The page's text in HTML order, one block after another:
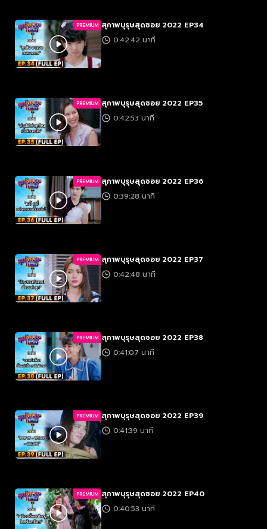
PREMIUM สุภาพบุรุษสุดซอย 2022 EP34
0:42:42 นาที
PREMIUM สุภาพบุรุษสุดซอย 2022 EP35
0:42:53 นาที
PREMIUM สุภาพบุรุษสุดซอย 2022 EP36
0:39:28 นาที
PREMIUM สุภาพบุรุษสุดซอย 2022 EP37
0:42:48 นาที
PREMIUM สุภาพบุรุษสุดซอย 2022 EP38
0:41:07 นาที
PREMIUM สุภาพบุรุษสุดซอย 2022 EP39
0:41:39 นาที
PREMIUM สุภาพบุรุษสุดซอย 2022 EP40
0:40:53 นาที